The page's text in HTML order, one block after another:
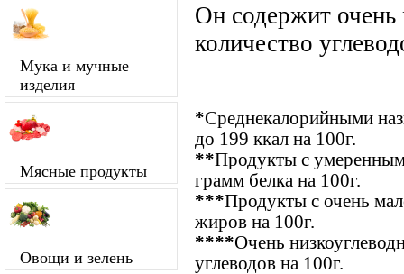
Мука и мучные
изделия
Мясные продукты
Овощи и зелень
Он содержит очень
количество
*Среднекалорийными
до 199 ккал на 100г.
**Продукты с
грамм белка на 100г.
***Продукты с очень
жиров на 100г.
****Очень
углеводов на 100г.